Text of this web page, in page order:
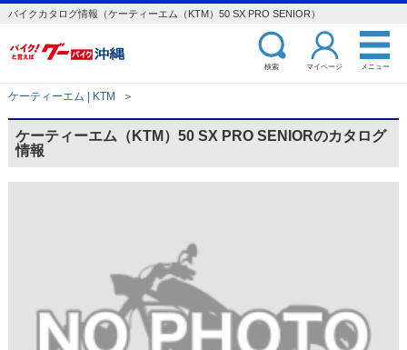
バイクカタログ情報（ケーティーエム（KTM）50 SX PRO SENIOR）
検索 マイページ メニュー
ケーティーエム | KTM ＞
ケーティーエム（KTM）50 SX PRO SENIORのカタログ
情報